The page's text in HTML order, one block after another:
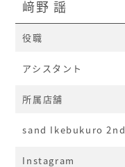
﨑野 謡
役職
アシスタント
所属店舗
sand Ikebukuro 2nd
Instagram